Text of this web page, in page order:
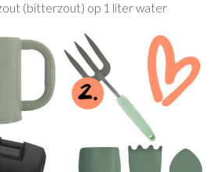
(bitterzout) op 1 liter water